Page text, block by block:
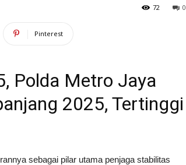
0
72
Pinterest
Polda Metro Jaya
2025, Tertinggi
sebagai pilar utama penjaga stabilitas